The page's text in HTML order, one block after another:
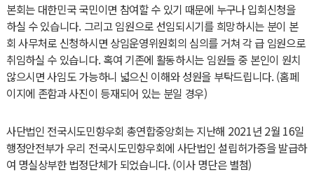
본회는 대한민국 국민이면 참여할 수 있기 때문에 누구나 입회신청을
하실 수 있습니다. 그리고 임원으로 선임되시기를 희망하시는 분이 본
회 사무처로 신청하시면 상임운영위원회의 심의를 거쳐 각 급 임원으로
취임하실 수 있습니다. 혹여 기존에 활동하시는 임원들 중 본인이 원치
않으시면 사임도 가능하니 넓으신 이해와 성원을 부탁드립니다. (홈페
이지에 존함과 사진이 등재되어 있는 분일 경우)
사단법인 전국시도민향우회 총연합중앙회는 지난해 2021년 2월 16일
행정안전부가 우리 전국시도민향우회에 사단법인 설립허가증을 발급하
여 명실상부한 법정단체가 되었습니다. (이사 명단은 별첨)